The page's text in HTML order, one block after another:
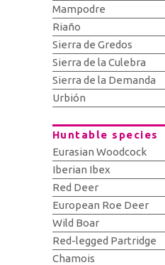
Mampodre
Riaño
Sierra de Gredos
Sierra de la Culebra
Sierra de la Demanda
Urbión
Huntable species
Eurasian Woodcock
Iberian Ibex
Red Deer
European Roe Deer
Wild Boar
Red-legged Partridge
Chamois